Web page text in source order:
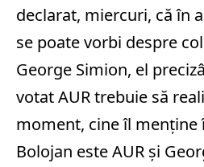
declarat, miercuri, că în
se poate vorbi despre
George Simion, el
votat AUR trebuie să
moment, cine îl menţine
Bolojan este AUR şi